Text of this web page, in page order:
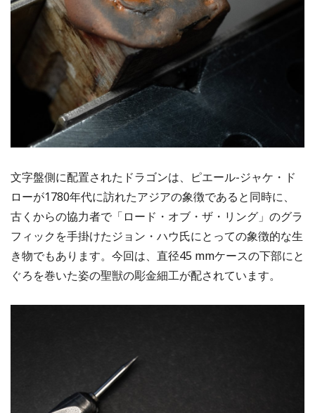
文字盤側に配置されたドラゴンは、ピエール-ジャケ・ド
ローが1780年代に訪れたアジアの象徴であると同時に、
古くからの協力者で「ロード・オブ・ザ・リング」のグラ
フィックを手掛けたジョン・ハウ氏にとっての象徴的な生
き物でもあります。今回は、直径45 mmケースの下部にと
ぐろを巻いた姿の聖獣の彫金細工が配されています。